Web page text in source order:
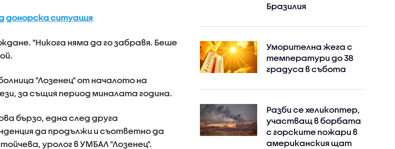
донорска ситуация
"Никога няма да го забравя. Беше
"Лозенец" от началото на
за същия период миналата година.
бързо, една след друга
да продължи и съответно да
уролог в УМБАЛ "Лозенец".
Бразилия
Уморителна жега с
температури до 38
градуса в събота
Разби се хеликоптер,
участващ в борбата
с горските пожари в
американския щат